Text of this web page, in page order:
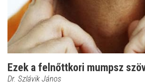
Ezek a felnőttkori mumpsz
Dr. Szlávik János